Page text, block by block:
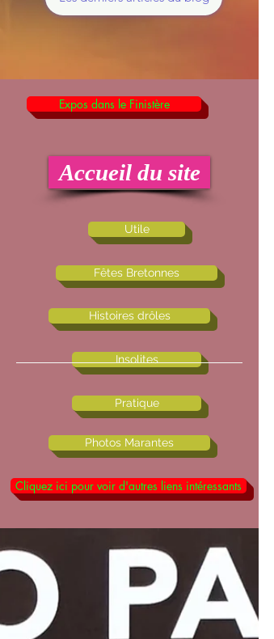
Expos dans le Finistère
Accueil du site
Utile
Fêtes Bretonnes
Histoires drôles
Insolites
Pratique
Photos Marantes
Cliquez ici pour voir d'autres liens intéressants